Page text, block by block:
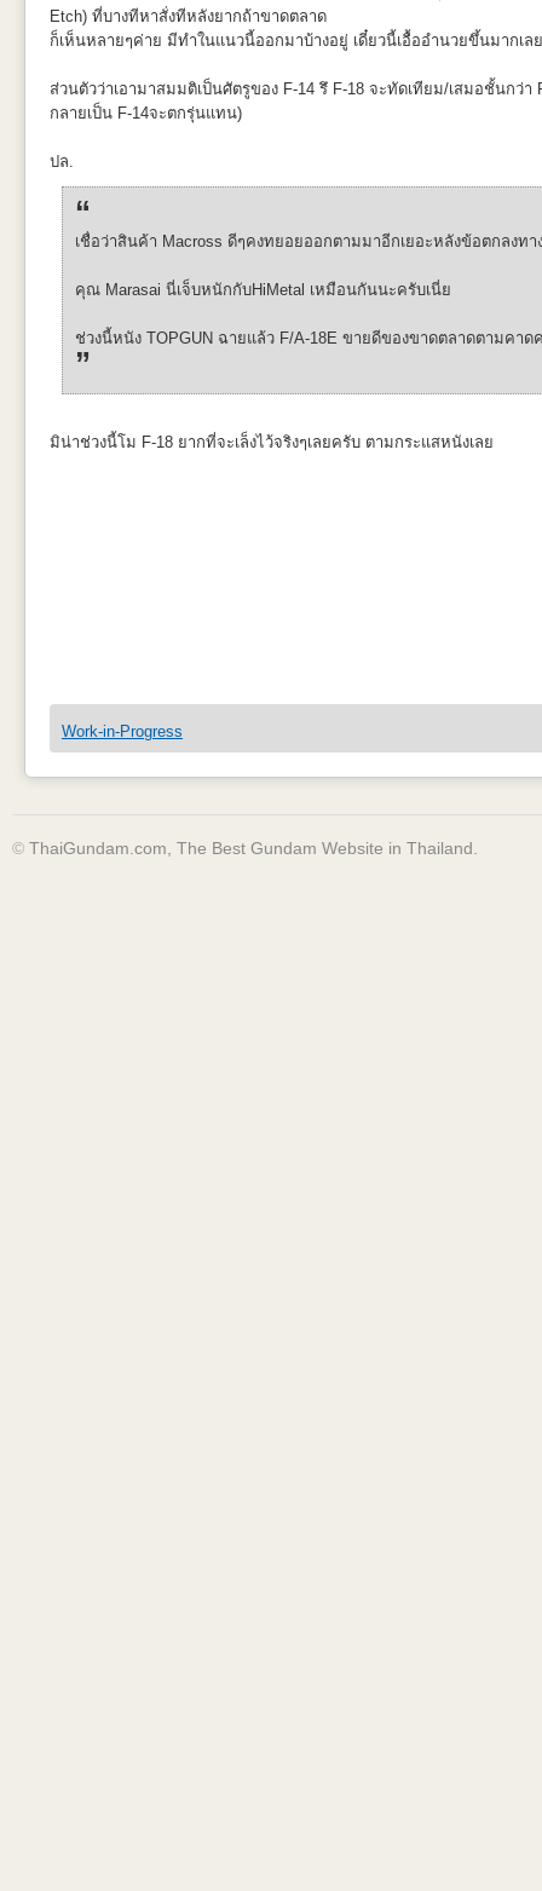
Etch) ที่บางทีหาสั่งทีหลังยากถ้าขาดตลาด
ก็เห็นหลายๆค่าย มีทำในแนวนี้ออกมาบ้างอยู่ เดี๋ยวนี้เอื้ออำนวยขึ้นมากเล
ส่วนตัวว่าเอามาสมมติเป็นศัตรูของ F-14 รึ F-18 จะทัดเทียม/เสมอชั้นกว่
กลายเป็น F-14จะตกรุ่นแทน)
ปล.
เชื่อว่าสินค้า Macross ดีๆคงทยอยออกตามมาอีกเยอะหลังข้อตกลงท
คุณ Marasai นี่เจ็บหนักกับHiMetal เหมือนกันนะครับเนี่ย
ช่วงนี้หนัง TOPGUN ฉายแล้ว F/A-18E ขายดีของขาดตลาดตามคาด
มิน่าช่วงนี้โม F-18 ยากที่จะเล็งไว้จริงๆเลยครับ ตามกระแสหนังเลย
Work-in-Progress
© ThaiGundam.com, The Best Gundam Website in Thailand.